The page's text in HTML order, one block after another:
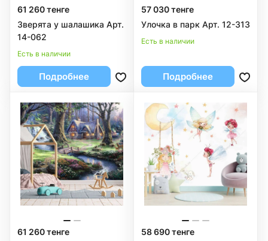
61 260 тенге
Зверята у шалашика Арт.
14-062
Есть в наличии
Подробнее
57 030 тенге
Улочка в парк Арт. 12-313
Есть в наличии
Подробнее
61 260 тенге
58 690 тенге